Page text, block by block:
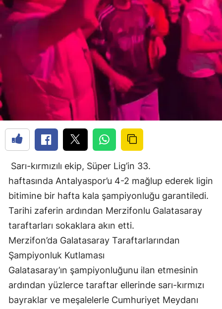
Sarı-kırmızılı ekip, Süper Lig’in 33.
haftasında Antalyaspor’u 4-2 mağlup ederek ligin
bitimine bir hafta kala şampiyonluğu garantiledi.
Tarihi zaferin ardından Merzifonlu Galatasaray
taraftarları sokaklara akın etti.
Merzifon’da Galatasaray Taraftarlarından
Şampiyonluk Kutlaması
Galatasaray’ın şampiyonluğunu ilan etmesinin
ardından yüzlerce taraftar ellerinde sarı-kırmızı
bayraklar ve meşalelerle Cumhuriyet Meydanı